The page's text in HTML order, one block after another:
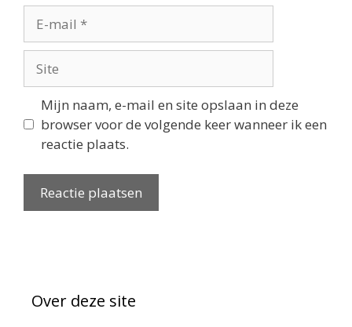
Mijn naam, e-mail en site opslaan in deze
browser voor de volgende keer wanneer ik een
reactie plaats.
Over deze site